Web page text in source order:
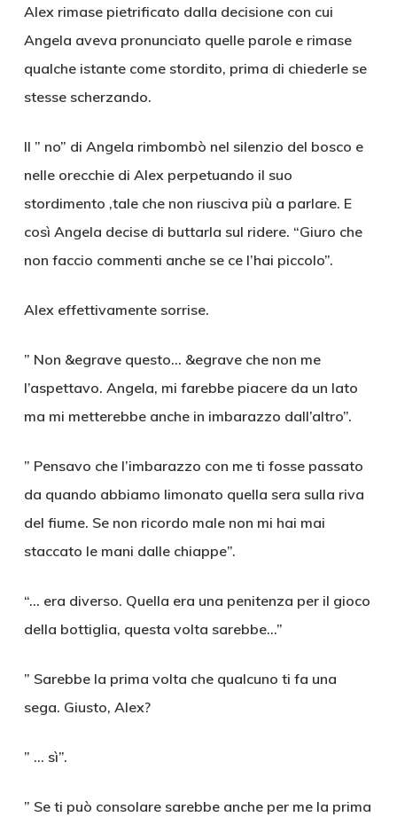
Alex rimase pietrificato dalla decisione con cui
Angela aveva pronunciato quelle parole e rimase
qualche istante come stordito, prima di chiederle se
stesse scherzando.
Il ” no” di Angela rimbombò nel silenzio del bosco e
nelle orecchie di Alex perpetuando il suo
stordimento ,tale che non riusciva più a parlare. E
così Angela decise di buttarla sul ridere. “Giuro che
non faccio commenti anche se ce l’hai piccolo”.
Alex effettivamente sorrise.
” Non &egrave questo… &egrave che non me
l’aspettavo. Angela, mi farebbe piacere da un lato
ma mi metterebbe anche in imbarazzo dall’altro”.
” Pensavo che l’imbarazzo con me ti fosse passato
da quando abbiamo limonato quella sera sulla riva
del fiume. Se non ricordo male non mi hai mai
staccato le mani dalle chiappe”.
“… era diverso. Quella era una penitenza per il gioco
della bottiglia, questa volta sarebbe…”
” Sarebbe la prima volta che qualcuno ti fa una
sega. Giusto, Alex?
” … sì”.
” Se ti può consolare sarebbe anche per me la prima